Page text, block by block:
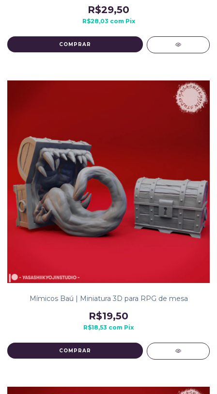
R$29,50
R$28,03 com Pix
COMPRAR
Mímicos Baú | Miniatura 3D para RPG de mesa
R$19,50
R$18,53 com Pix
COMPRAR